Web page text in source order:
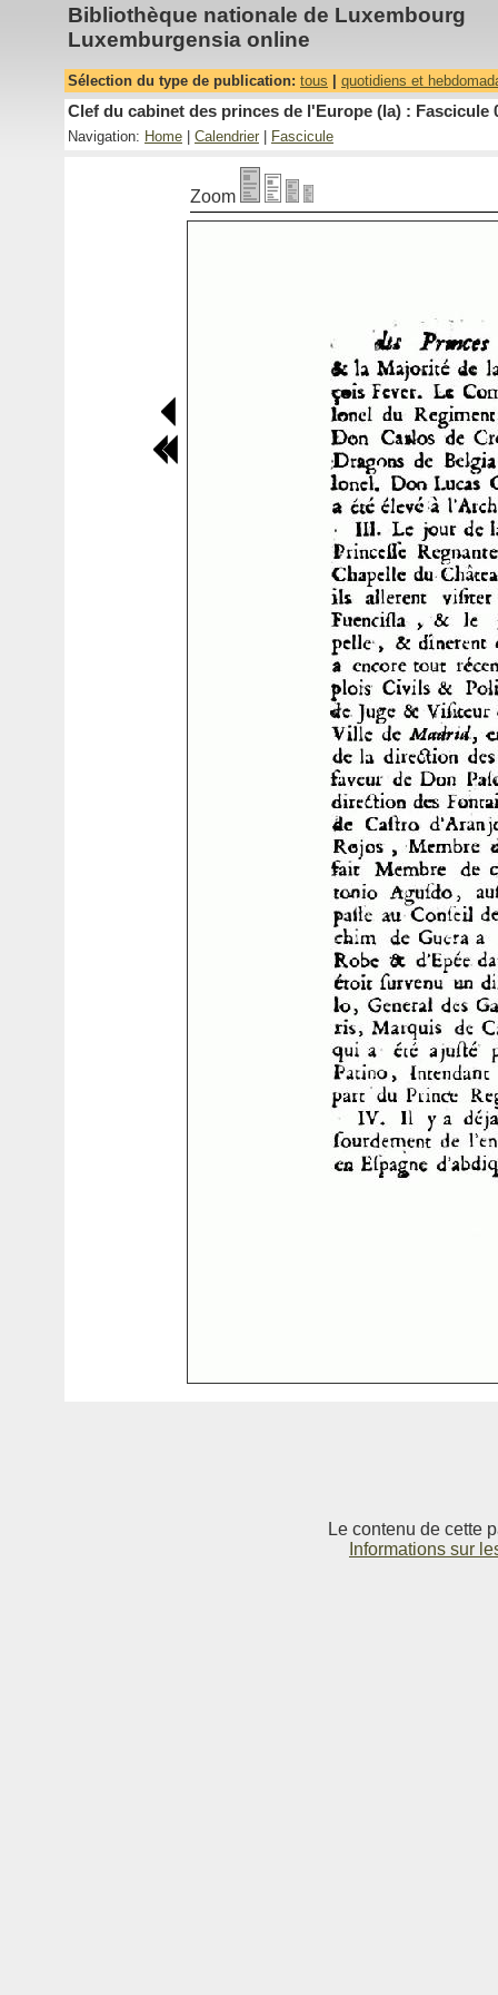
Bibliothèque nationale de Luxembourg
Luxemburgensia online
Sélection du type de publication: tous quotidiens et
Clef du cabinet des princes de l'Europe (la) : Fascicule
Navigation: Home Calendrier Fascicule
Zoom
Le contenu de cette
Informations sur